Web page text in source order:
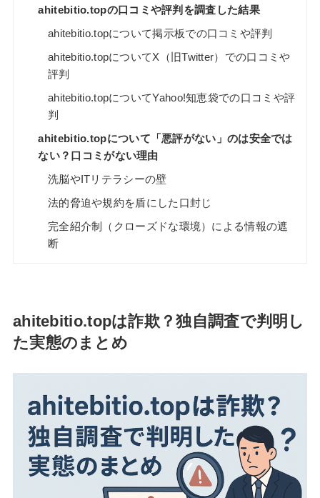
ahitebitio.topの口コミや評判を調査した結果
ahitebitio.topについて掲示板での口コミや評判
ahitebitio.topについてX（旧Twitter）での口コミや
評判
ahitebitio.topについてYahoo!知恵袋での口コミや評
判
ahitebitio.topについて「悪評がない」のは安全では
ない？口コミがない理由
洗脳やITリテラシーの壁
法的脅迫や規約を盾にした口封じ
完全紹介制（クローズドな環境）による情報の遮
断
ahitebitio.topは詐欺？独自調査で判明し
た実態のまとめ